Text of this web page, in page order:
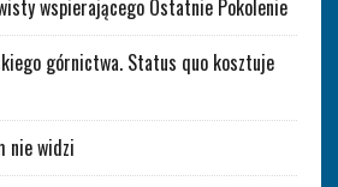
wspierającego Ostatnie Pokolenie
górnictwa. Status quo kosztuje
nie widzi